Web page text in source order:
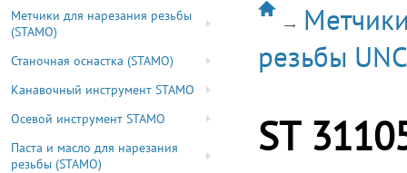
Метчики для нарезания резьбы
(STAMO)
Станочная оснастка (STAMO)
Канавочный инструмент STAMO
Осевой инструмент STAMO
Паста и масло для нарезания
резьбы (STAMO)
резьбы UNC
ST